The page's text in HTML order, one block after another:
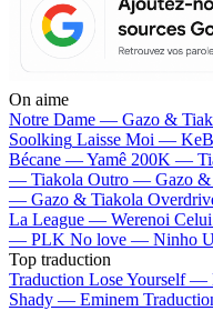
On aime
Notre Dame — Gazo &
Soolking Laisse Moi —
Bécane —Yamê 200K —
— Tiakola Outro — Gazo
— Gazo & Tiakola
La League — Werenoi
— PLK No love — Ninho
Top traduction
Traduction Lose Yourself —
Shady — Eminem